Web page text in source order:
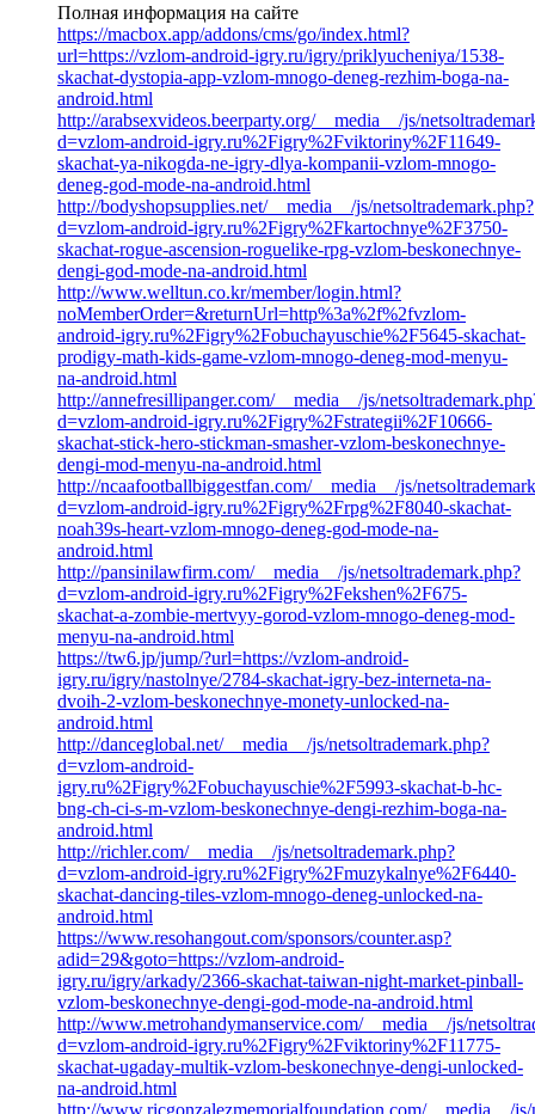
Полная информация на сайте
https://macbox.app/addons/cms/go/index.html?
url=https://vzlom-android-igry.ru/igry/priklyucheniya/1538-
skachat-dystopia-app-vzlom-mnogo-deneg-rezhim-boga-na-
android.html
http://arabsexvideos.beerparty.org/__media__/js/
d=vzlom-android-igry.ru%2Figry%2Fviktoriny%2F11649-
skachat-ya-nikogda-ne-igry-dlya-kompanii-vzlom-mnogo-
deneg-god-mode-na-android.html
http://bodyshopsupplies.net/__media__/js/netsoltrademark.php?
d=vzlom-android-igry.ru%2Figry%2Fkartochnye%2F3750-
skachat-rogue-ascension-roguelike-rpg-vzlom-beskonechnye-
dengi-god-mode-na-android.html
http://www.welltun.co.kr/member/login.html?
noMemberOrder=&returnUrl=http%3a%2f%2fvzlom-
android-igry.ru%2Figry%2Fobuchayuschie%2F5645-skachat-
prodigy-math-kids-game-vzlom-mnogo-deneg-mod-menyu-
na-android.html
http://annefresillipanger.com/__media__/js/
d=vzlom-android-igry.ru%2Figry%2Fstrategii%2F10666-
skachat-stick-hero-stickman-smasher-vzlom-beskonechnye-
dengi-mod-menyu-na-android.html
http://ncaafootballbiggestfan.com/__media__/js/
d=vzlom-android-igry.ru%2Figry%2Frpg%2F8040-skachat-
noah39s-heart-vzlom-mnogo-deneg-god-mode-na-
android.html
http://pansinilawfirm.com/__media__/js/netsoltrademark.php?
d=vzlom-android-igry.ru%2Figry%2Fekshen%2F675-
skachat-a-zombie-mertvyy-gorod-vzlom-mnogo-deneg-mod-
menyu-na-android.html
https://tw6.jp/jump/?url=https://vzlom-android-
igry.ru/igry/nastolnye/2784-skachat-igry-bez-interneta-na-
dvoih-2-vzlom-beskonechnye-monety-unlocked-na-
android.html
http://danceglobal.net/__media__/js/netsoltrademark.php?
d=vzlom-android-
igry.ru%2Figry%2Fobuchayuschie%2F5993-skachat-b-hc-
bng-ch-ci-s-m-vzlom-beskonechnye-dengi-rezhim-boga-na-
android.html
http://richler.com/__media__/js/netsoltrademark.php?
d=vzlom-android-igry.ru%2Figry%2Fmuzykalnye%2F6440-
skachat-dancing-tiles-vzlom-mnogo-deneg-unlocked-na-
android.html
https://www.resohangout.com/sponsors/counter.asp?
adid=29&goto=https://vzlom-android-
igry.ru/igry/arkady/2366-skachat-taiwan-night-market-pinball-
vzlom-beskonechnye-dengi-god-mode-na-android.html
http://www.metrohandymanservice.com/__media__/js/
d=vzlom-android-igry.ru%2Figry%2Fviktoriny%2F11775-
skachat-ugaday-multik-vzlom-beskonechnye-dengi-unlocked-
na-android.html
http://www.ricgonzalezmemorialfoundation.com/__media__/js/